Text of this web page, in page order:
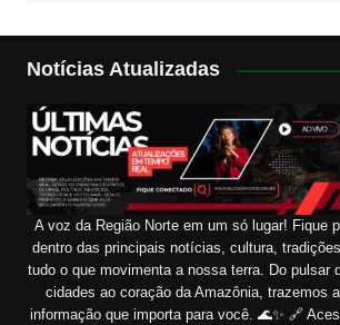
Notícias Atualizadas
A voz da Região Norte em um só lugar! Fique
dentro das principais notícias, cultura,
tudo o que movimenta a nossa terra. Do pulsar
cidades ao coração da Amazônia, trazemos a
informação que importa para você. 🌊✨ 🔗